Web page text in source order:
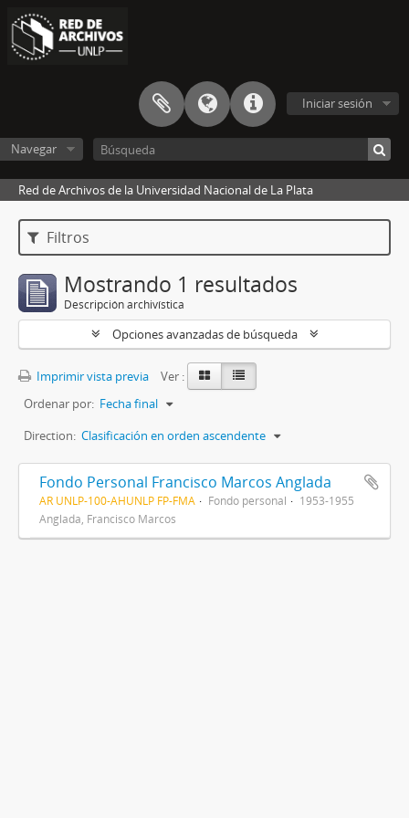
Iniciar sesión
Navegar
Red de Archivos de la Universidad Nacional de La Plata
Filtros
Mostrando 1 resultados
Descripción archivística
Opciones avanzadas de búsqueda
Imprimir vista previa
Ver :
Ordenar por: Fecha final
Direction: Clasificación en orden ascendente
Fondo Personal Francisco Marcos Anglada
AR UNLP-100-AHUNLP FP-FMA Fondo personal
1953-1955
Anglada, Francisco Marcos